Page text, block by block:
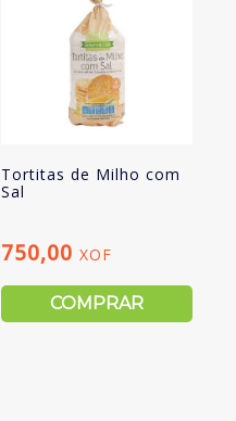
Tortitas de Milho com
Sal
750,00XOF
COMPRAR